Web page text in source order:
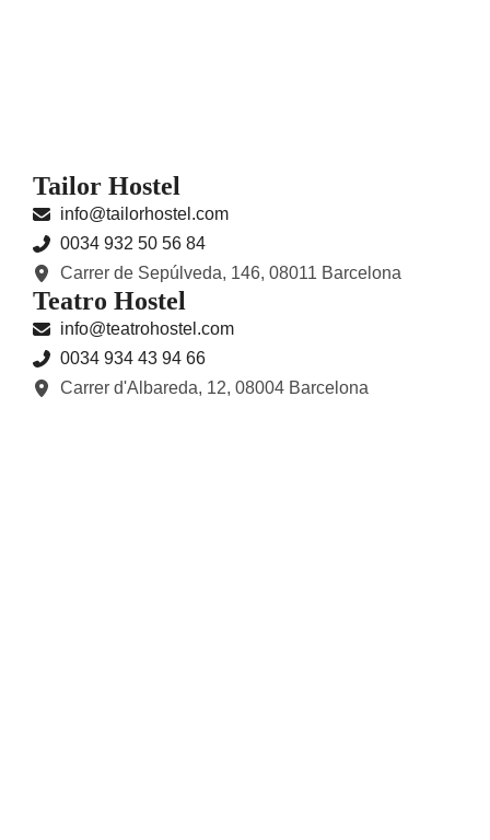
Tailor Hostel
info@tailorhostel.com
0034 932 50 56 84
Carrer de Sepúlveda, 146, 08011 Barcelona
Teatro Hostel
info@teatrohostel.com
0034 934 43 94 66
Carrer d'Albareda, 12, 08004 Barcelona